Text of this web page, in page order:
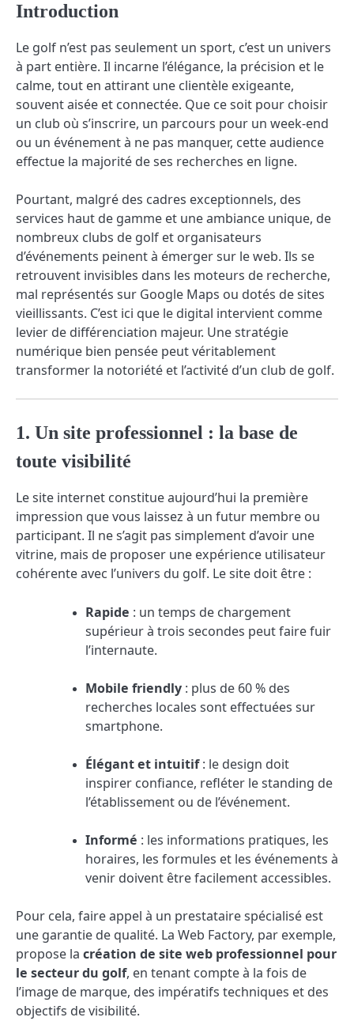
Introduction
Le golf n’est pas seulement un sport, c’est un univers
à part entière. Il incarne l’élégance, la précision et le
calme, tout en attirant une clientèle exigeante,
souvent aisée et connectée. Que ce soit pour choisir
un club où s’inscrire, un parcours pour un week-end
ou un événement à ne pas manquer, cette audience
effectue la majorité de ses recherches en ligne.
Pourtant, malgré des cadres exceptionnels, des
services haut de gamme et une ambiance unique, de
nombreux clubs de golf et organisateurs
d’événements peinent à émerger sur le web. Ils se
retrouvent invisibles dans les moteurs de recherche,
mal représentés sur Google Maps ou dotés de sites
vieillissants. C’est ici que le digital intervient comme
levier de différenciation majeur. Une stratégie
numérique bien pensée peut véritablement
transformer la notoriété et l’activité d’un club de golf.
1. Un site professionnel : la base de
toute visibilité
Le site internet constitue aujourd’hui la première
impression que vous laissez à un futur membre ou
participant. Il ne s’agit pas simplement d’avoir une
vitrine, mais de proposer une expérience utilisateur
cohérente avec l’univers du golf. Le site doit être :
Rapide : un temps de chargement
supérieur à trois secondes peut faire fuir
l’internaute.
Mobile friendly : plus de 60 % des
recherches locales sont effectuées sur
smartphone.
Élégant et intuitif: le design doit
inspirer confiance, refléter le standing de
l’établissement ou de l’événement.
Informé : les informations pratiques, les
horaires, les formules et les événements à
venir doivent être facilement accessibles.
Pour cela, faire appel à un prestataire spécialisé est
une garantie de qualité. La Web Factory, par exemple,
propose la création de site web professionnel pour
le secteur du golf, en tenant compte à la fois de
l’image de marque, des impératifs techniques et des
objectifs de visibilité.